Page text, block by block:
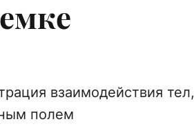
взаимодействия тел,
полем